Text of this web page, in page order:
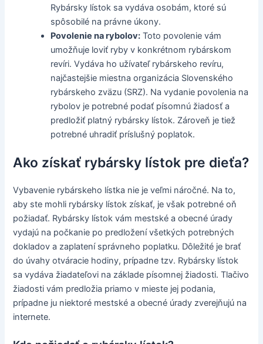
Rybársky lístok sa vydáva osobám, ktoré sú
spôsobilé na právne úkony.
Povolenie na rybolov: Toto povolenie vám
umožňuje loviť ryby v konkrétnom rybárskom
revíri. Vydáva ho užívateľ rybárskeho revíru,
najčastejšie miestna organizácia Slovenského
rybárskeho zväzu (SRZ). Na vydanie povolenia na
rybolov je potrebné podať písomnú žiadosť a
predložiť platný rybársky lístok. Zároveň je tiež
potrebné uhradiť príslušný poplatok.
Ako získať rybársky lístok pre dieťa?
Vybavenie rybárskeho lístka nie je veľmi náročné. Na to,
aby ste mohli rybársky lístok získať, je však potrebné oň
požiadať. Rybársky lístok vám mestské a obecné úrady
vydajú na počkanie po predložení všetkých potrebných
dokladov a zaplatení správneho poplatku. Dôležité je brať
do úvahy otváracie hodiny, prípadne tzv. Rybársky lístok
sa vydáva žiadateľovi na základe písomnej žiadosti. Tlačivo
žiadosti vám predložia priamo v mieste jej podania,
prípadne ju niektoré mestské a obecné úrady zverejňujú na
internete.